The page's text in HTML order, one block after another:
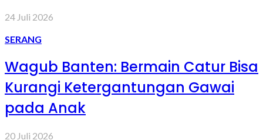
24 Juli 2026
SERANG
Wagub Banten: Bermain Catur Bisa
Kurangi Ketergantungan Gawai
pada Anak
20 Juli 2026